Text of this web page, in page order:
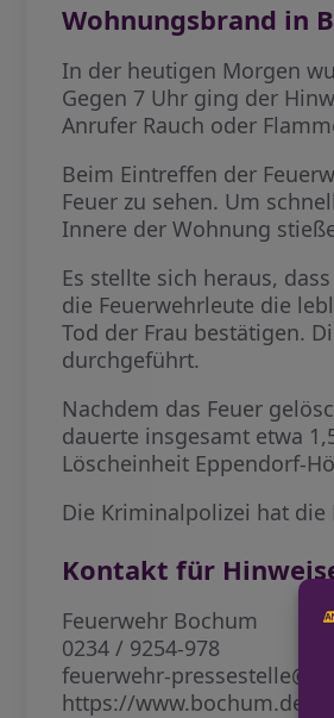
Wohnungsbrand in
In der heutigen Morgen
Gegen 7 Uhr ging der
Anrufer Rauch oder
Beim Eintreffen der
Feuer zu sehen. Um
Innere der Wohnung
Es stellte sich heraus,
die Feuerwehrleute die
Tod der Frau bestätigen.
durchgeführt.
Nachdem das Feuer
dauerte insgesamt etwa
Löscheinheit Eppendorf-
Die Kriminalpolizei hat
Kontakt für
Feuerwehr Bochum
0234 / 9254-978
feuerwehr-
https://www.bochum.de/